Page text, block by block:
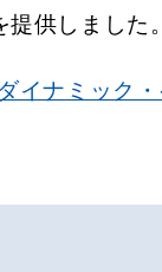
供しました。
イナミック